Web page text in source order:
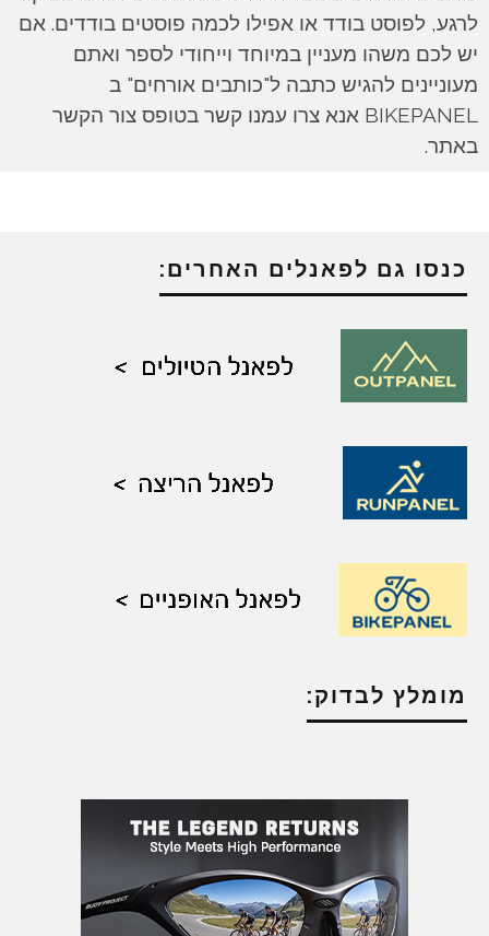
לרגע, לפוסט בודד או אפילו לכמה פוסטים בודדים. אם
יש לכם משהו מעניין במיוחד וייחודי לספר ואתם
מעוניינים להגיש כתבה ל"כותבים אורחים" ב
BIKEPANEL אנא צרו עמנו קשר בטופס צור הקשר
באתר.
כנסו גם לפאנלים האחרים:
מומלץ לבדוק: